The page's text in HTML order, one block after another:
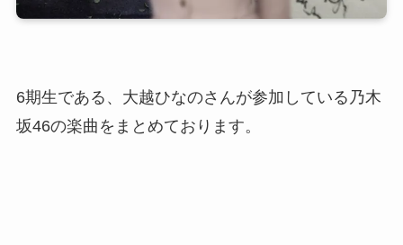
6期生である、大越ひなのさんが参加している乃木
坂46の楽曲をまとめております。